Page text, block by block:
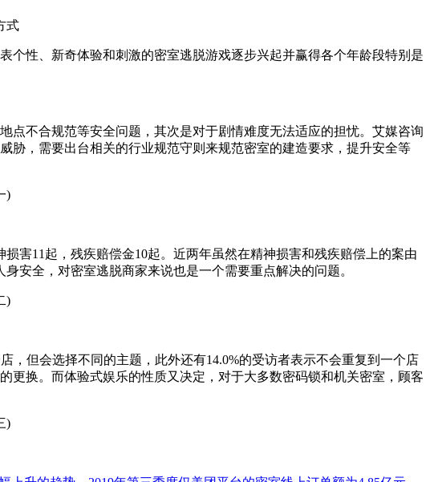
性、新奇体验和刺激的密室逃脱游戏逐步兴起并赢得各个年龄段特别是
不合规范等安全问题，其次是对于剧情难度无法适应的担忧。艾媒咨询
胁，需要出台相关的行业规范守则来规范密室的建造要求，提升安全等
害11起，残疾赔偿金10起。近两年虽然在精神损害和残疾赔偿上的案由
安全，对密室逃脱商家来说也是一个需要重点解决的问题。
但会选择不同的主题，此外还有14.0%的受访者表示不会重复到一个店
更换。而体验式娱乐的性质又决定，对于大多数密码锁和机关密室，顾客